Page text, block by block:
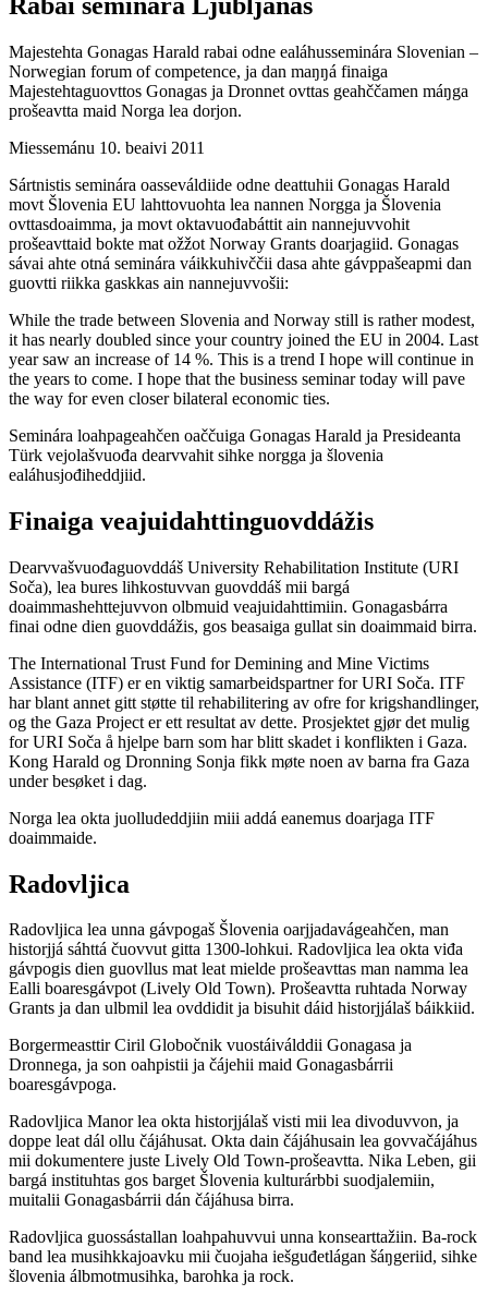
Majestehta Gonagas Harald rabai odne ealáhusseminára Slovenian –
Norwegian forum of competence, ja dan maŋŋá finaiga
Majestehtaguovttos Gonagas ja Dronnet ovttas geahččamen máŋga
prošeavtta maid Norga lea dorjon.
Miessemánu 10. beaivi 2011
Sártnistis seminára oasseváldiide odne deattuhii Gonagas Harald
movt Šlovenia EU lahttovuohta lea nannen Norgga ja Šlovenia
ovttasdoaimma, ja movt oktavuođabáttit ain nannejuvvohit
prošeavttaid bokte mat ožžot Norway Grants doarjagiid. Gonagas
sávai ahte otná seminára váikkuhivččii dasa ahte gávppašeapmi dan
guovtti riikka gaskkas ain nannejuvvošii:
While the trade between Slovenia and Norway still is rather modest,
it has nearly doubled since your country joined the EU in 2004. Last
year saw an increase of 14 %. This is a trend I hope will continue in
the years to come. I hope that the business seminar today will pave
the way for even closer bilateral economic ties.
Seminára loahpageahčen oaččuiga Gonagas Harald ja Presideanta
Türk vejolašvuođa dearvvahit sihke norgga ja šlovenia
ealáhusjođiheddjiid.
Finaiga veajuidahttinguovddážis
Dearvvašvuođaguovddáš University Rehabilitation Institute (URI
Soča), lea bures lihkostuvvan guovddáš mii bargá
doaimmashehttejuvvon olbmuid veajuidahttimiin. Gonagasbárra
finai odne dien guovddážis, gos beasaiga gullat sin doaimmaid birra.
The International Trust Fund for Demining and Mine Victims
Assistance (ITF) er en viktig samarbeidspartner for URI Soča. ITF
har blant annet gitt støtte til rehabilitering av ofre for krigshandlinger,
og the Gaza Project er ett resultat av dette. Prosjektet gjør det mulig
for URI Soča å hjelpe barn som har blitt skadet i konflikten i Gaza.
Kong Harald og Dronning Sonja fikk møte noen av barna fra Gaza
under besøket i dag.
Norga lea okta juolludeddjiin miii addá eanemus doarjaga ITF
doaimmaide.
Radovljica
Radovljica lea unna gávpogaš Šlovenia oarjjadavágeahčen, man
historjjá sáhttá čuovvut gitta 1300-lohkui. Radovljica lea okta viđa
gávpogis dien guovllus mat leat mielde prošeavttas man namma lea
Ealli boaresgávpot (Lively Old Town). Prošeavtta ruhtada Norway
Grants ja dan ulbmil lea ovddidit ja bisuhit dáid historjjálaš báikkiid.
Borgermeasttir Ciril Globočnik vuostáiválddii Gonagasa ja
Dronnega, ja son oahpistii ja čájehii maid Gonagasbárrii
boaresgávpoga.
Radovljica Manor lea okta historjjálaš visti mii lea divoduvvon, ja
doppe leat dál ollu čájáhusat. Okta dain čájáhusain lea govvačájáhus
mii dokumentere juste Lively Old Town-prošeavtta. Nika Leben, gii
bargá instituhtas gos barget Šlovenia kulturárbbi suodjalemiin,
muitalii Gonagasbárrii dán čájáhusa birra.
Radovljica guossástallan loahpahuvvui unna konsearttažiin. Ba-rock
band lea musihkkajoavku mii čuojaha iešguđetlágan šáŋgeriid, sihke
šlovenia álbmotmusihka, barohka ja rock.